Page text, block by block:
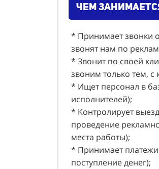
чем
* Принимает звонки
звонят нам по
* Звонит по своей
звоним только тем, с
* Ищет персонал в
исполнителей);
* Контролирует
проведение
места работы);
* Принимает платежи
поступление денег);